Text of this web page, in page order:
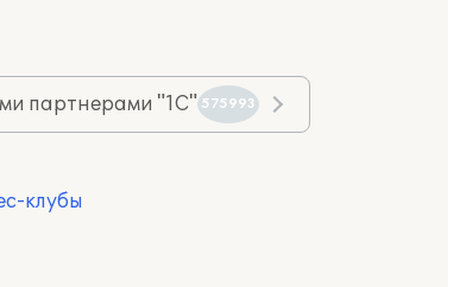
партнерами "1С" 575993
клубы